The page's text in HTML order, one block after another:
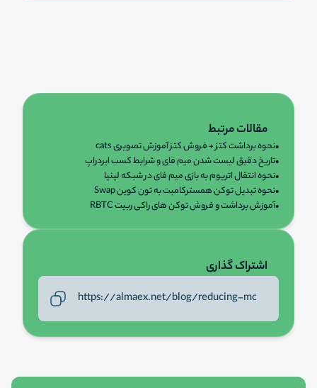
مقالات مرتبط
•نحوه برداشت کتز + فروش کتز آموزش تصویری cats
•تاریخ دقیق لیست شدن میم فای و شرایط کسب ایردراپ
•نحوه انتقال اتریوم به بازی میم فای در شبکه لینیا
•نحوه تبدیل توکن همسترکامبت به تون کوین Swap
•آموزش برداشت و فروش توکن های راکی ربیت RBTC
اشتراک گذاری